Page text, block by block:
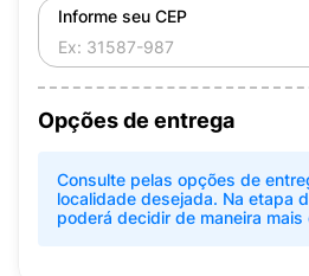
Informe seu CEP
Opções de entrega
Consulte pelas opções de
localidade desejada. Na etapa
poderá decidir de maneira mais